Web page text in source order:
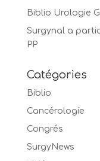
Biblio Urologie
Surgynal a
PP
Catégories
Biblio
Cancérologie
Congrés
SurgyNews